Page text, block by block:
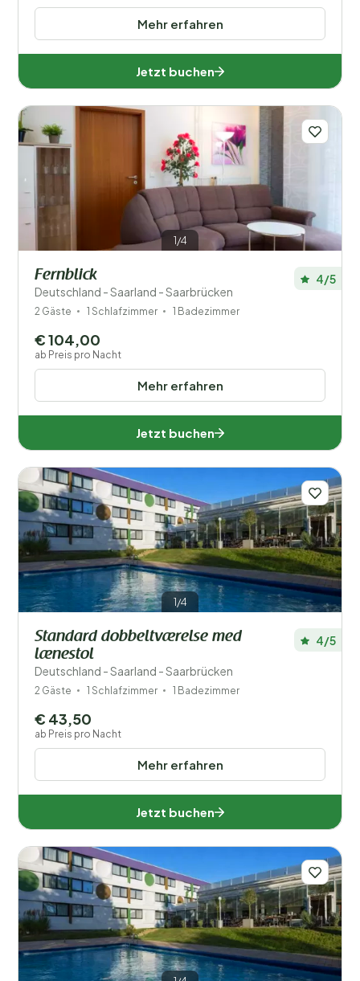
Mehr erfahren
Jetzt buchen
1/4
Fernblick
Deutschland - Saarland - Saarbrücken
4/5
2 Gäste 1 Schlafzimmer 1 Badezimmer
Mehr erfahren
€ 104,00
ab Preis pro Nacht
Jetzt buchen
1/4
Standard dobbeltværelse med
lænestol
Deutschland - Saarland - Saarbrücken
4/5
2 Gäste 1 Schlafzimmer 1 Badezimmer
Mehr erfahren
€ 43,50
ab Preis pro Nacht
Jetzt buchen